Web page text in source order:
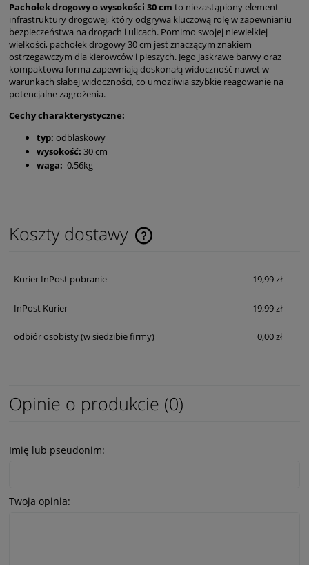
Pachołek drogowy o wysokości 30 cm to niezastąpiony element
infrastruktury drogowej, który odgrywa kluczową rolę w zapewnianiu
bezpieczeństwa na drogach i ulicach. Pomimo swojej niewielkiej
wielkości, pachołek drogowy 30 cm jest znaczącym znakiem
ostrzegawczym dla kierowców i pieszych. Jego jaskrawe barwy oraz
kompaktowa forma zapewniają doskonałą widoczność nawet w
warunkach słabej widoczności, co umożliwia szybkie reagowanie na
potencjalne zagrożenia.
Cechy charakterystyczne:
typ: odblaskowy
wysokość: 30 cm
waga: 0,56kg
Koszty dostawy
Cena nie zawiera ewentualnych kosztów płatności
Kurier InPost pobranie 19,99 zł
InPost Kurier 19,99 zł
odbiór osobisty(w siedzibie firmy) 0,00 zł
Opinie o produkcie (0)
Imię lub pseudonim:
Twoja opinia: